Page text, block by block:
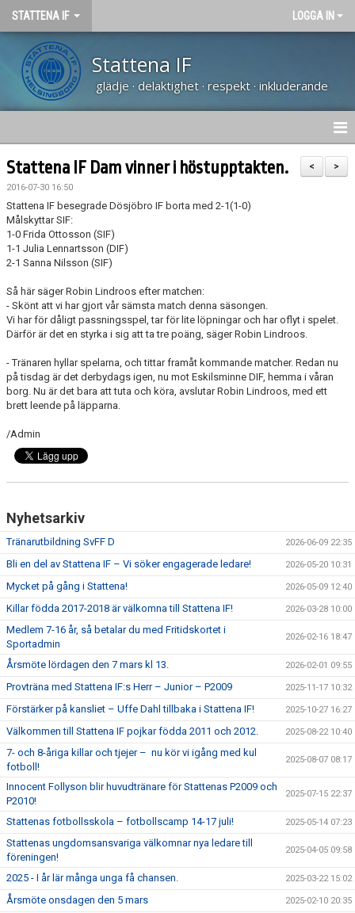
STATTENA IF LOGGA IN
Stattena IF
glädje · delaktighet · respekt · inkluderande
HEM
NYHETER
TRÄNARUTBILDNING SVFF D
OM KLUBBEN
KALENDER
VÅRA LAG
SPONSORER
DOMARE, MATCHER.
AVGIFTER
STATTENA CUP
INTRESSEANMÄLAN SOM TRÄNARE/LEDARE
INTRESSEANMÄLAN MEDLEM/SPELARE
>
<
Stattena IF Dam vinner i höstupptakten.
2016-07-30 16:50
Stattena IF besegrade Dösjöbro IF borta med 2-1(1-0)
Målskyttar SIF:
1-0 Frida Ottosson (SIF)
1-1 Julia Lennartsson (DIF)
2-1 Sanna Nilsson (SIF)
Så här säger Robin Lindroos efter matchen:
- Skönt att vi har gjort vår sämsta match denna säsongen.
Vi har för dåligt passningsspel, tar för lite löpningar och har oflyt i spelet.
Därför är det en styrka i sig att ta tre poäng, säger Robin Lindroos.
- Tränaren hyllar spelarna, och tittar framåt kommande matcher. Redan nu
på tisdag är det derbydags igen, nu mot Eskilsminne DIF, hemma i våran
borg. Nu är det bara att tuta och köra, avslutar Robin Lindroos, med ett
brett leende på läpparna.
/Admin
Nyhetsarkiv
Tränarutbildning SvFF D 2026-06-09 22:35
Bli en del av Stattena IF – Vi söker engagerade ledare! 2026-05-20 10:31
Mycket på gång i Stattena! 2026-05-09 12:40
Killar födda 2017-2018 är välkomna till Stattena IF! 2026-03-28 10:00
Medlem 7-16 år, så betalar du med Fritidskortet i
Sportadmin
2026-02-16 18:47
Årsmöte lördagen den 7 mars kl 13. 2026-02-01 09:55
Provträna med Stattena IF:s Herr – Junior – P2009 2025-11-17 10:32
Förstärker på kansliet – Uffe Dahl tillbaka i Stattena IF! 2025-10-27 16:27
Välkommen till Stattena IF pojkar födda 2011 och 2012. 2025-08-22 10:40
7- och 8-åriga killar och tjejer – nu kör vi igång med kul
fotboll!
2025-08-07 08:17
Innocent Follyson blir huvudtränare för Stattenas P2009 och
P2010!
2025-07-15 22:37
Stattenas fotbollsskola – fotbollscamp 14-17 juli! 2025-05-14 07:23
Stattenas ungdomsansvariga välkomnar nya ledare till
föreningen!
2025-04-05 09:58
2025 - I år lär många unga få chansen. 2025-03-22 15:02
Årsmöte onsdagen den 5 mars 2025-02-10 20:35